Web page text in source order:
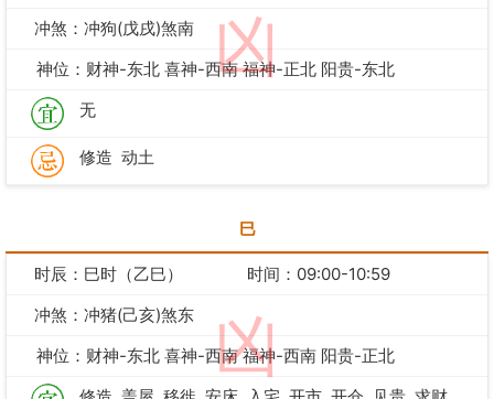
凶
冲煞：冲狗(戊戌)煞南
神位：财神-东北 喜神-西南 福神-正北 阳贵-东北
无
修造 动土
巳
凶
时辰：巳时（乙巳）
时间：09:00-10:59
冲煞：冲猪(己亥)煞东
神位：财神-东北 喜神-西南 福神-西南 阳贵-正北